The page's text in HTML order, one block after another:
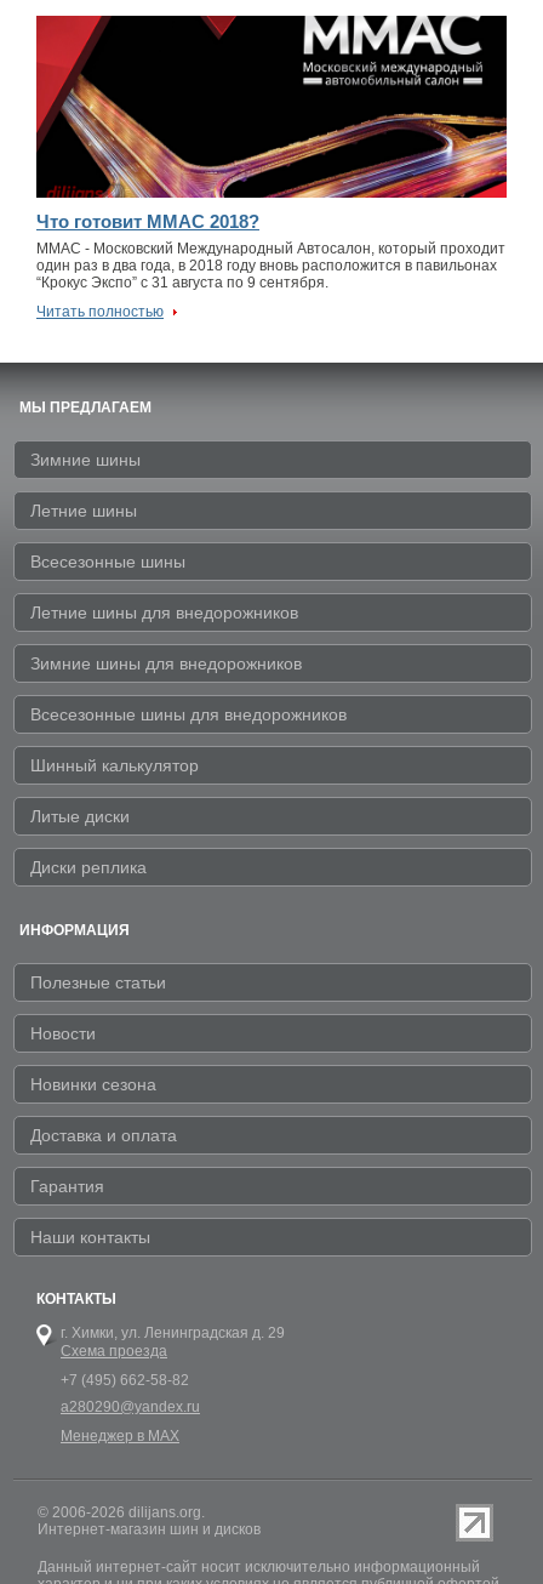
Что готовит ММАС 2018?
ММАС - Московский Международный Автосалон, который проходит
один раз в два года, в 2018 году вновь расположится в павильонах
“Крокус Экспо” с 31 августа по 9 сентября.
Читать полностью
МЫ ПРЕДЛАГАЕМ
Зимние шины
Летние шины
Всесезонные шины
Летние шины для внедорожников
Зимние шины для внедорожников
Всесезонные шины для внедорожников
Шинный калькулятор
Литые диски
Диски реплика
ИНФОРМАЦИЯ
Полезные статьи
Новости
Новинки сезона
Доставка и оплата
Гарантия
Наши контакты
КОНТАКТЫ
г. Химки, ул. Ленинградская д. 29
Схема проезда
+7 (495) 662-58-82
a280290@yandex.ru
Менеджер в MAX
© 2006-2026 dilijans.org.
Интернет-магазин шин и дисков
Данный интернет-сайт носит исключительно информационный